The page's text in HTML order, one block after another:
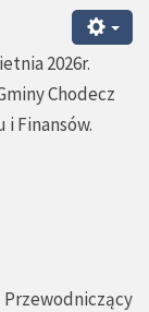
2026r.
Chodecz
Finansów.
Przewodniczący